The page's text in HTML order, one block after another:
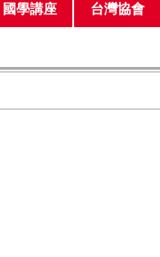
國學講座 台灣協會